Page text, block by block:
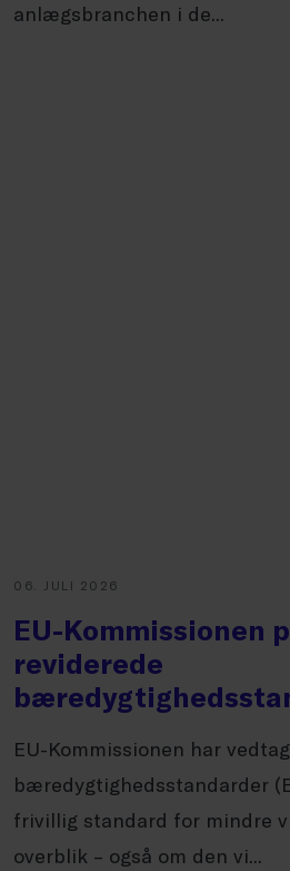
anlægsbranchen i de...
06. JULI 2026
EU-Kommissionen
reviderede
EU-Kommissionen har
bæredygtighedsstandarder
frivillig standard for mindre
overblik – også om den vi...